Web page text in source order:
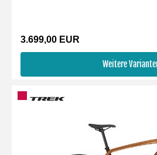
3.699,00 EUR
Weitere